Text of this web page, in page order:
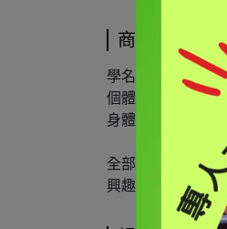
商品介紹
學名：
個體表現上，身體
身體是黑色、各
全部都是特選精挑
興趣可以直接私訊